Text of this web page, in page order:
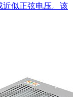
近似正弦电压。该